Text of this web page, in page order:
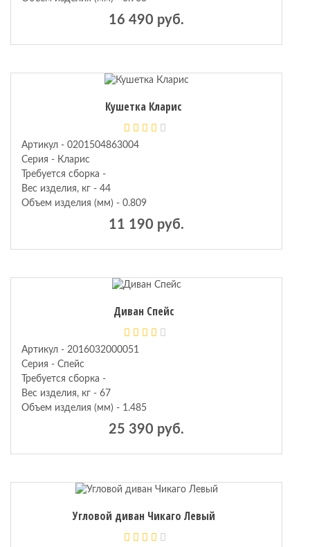
16 490 руб.
Кушетка Кларис
Артикул - 0201504863004
Серия - Кларис
Требуется сборка -
Вес изделия, кг - 44
Объем изделия (мм) - 0.809
11 190 руб.
Диван Спейс
Артикул - 2016032000051
Серия - Спейс
Требуется сборка -
Вес изделия, кг - 67
Объем изделия (мм) - 1.485
25 390 руб.
Угловой диван Чикаго Левый